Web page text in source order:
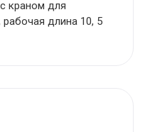
краном для
длина 10, 5